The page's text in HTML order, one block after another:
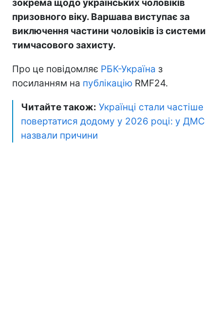
зокрема щодо українських чоловіків
призовного віку. Варшава виступає за
виключення частини чоловіків із системи
тимчасового захисту.
Про це повідомляє РБК-Україна з
посиланням на публікацію RMF24.
Читайте також: Українці стали частіше
повертатися додому у 2026 році: у ДМС
назвали причини